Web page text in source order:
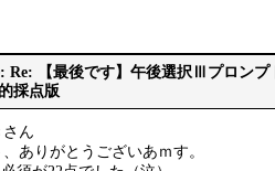
Re: 【最後です】午後選択Ⅲプロン
採点版
ん
ありがとうございあｍす。